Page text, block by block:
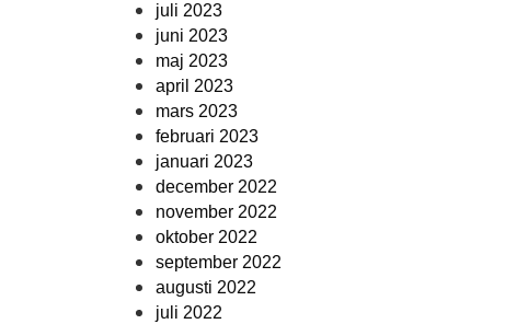
juli 2023
juni 2023
maj 2023
april 2023
mars 2023
februari 2023
januari 2023
december 2022
november 2022
oktober 2022
september 2022
augusti 2022
juli 2022